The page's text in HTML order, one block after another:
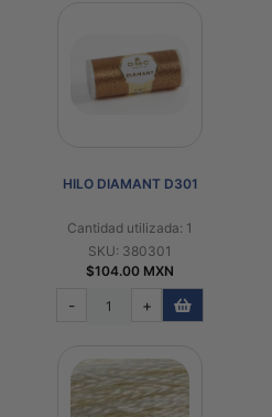
HILO DIAMANT D301
Cantidad utilizada: 1
SKU: 380301
$104.00 MXN
- +